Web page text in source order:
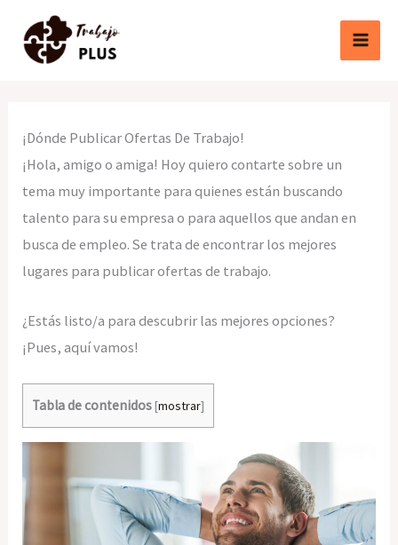
contenido
¡Dónde Publicar Ofertas De Trabajo!
¡Hola, amigo o amiga! Hoy quiero contarte sobre un
tema muy importante para quienes están buscando
talento para su empresa o para aquellos que andan en
busca de empleo. Se trata de encontrar los mejores
lugares para publicar ofertas de trabajo.
¿Estás listo/a para descubrir las mejores opciones?
¡Pues, aquí vamos!
Tabla de contenidos [mostrar]